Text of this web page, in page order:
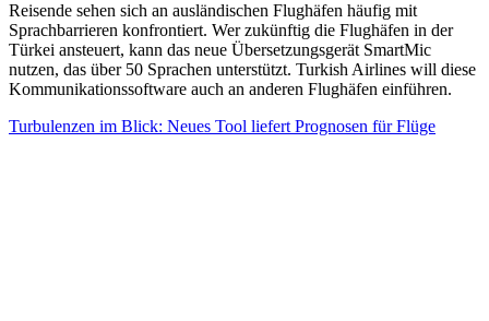
Reisende sehen sich an ausländischen Flughäfen häufig mit
Sprachbarrieren konfrontiert. Wer zukünftig die Flughäfen in der
Türkei ansteuert, kann das neue Übersetzungsgerät SmartMic
nutzen, das über 50 Sprachen unterstützt. Turkish Airlines will diese
Kommunikationssoftware auch an anderen Flughäfen einführen.
Turbulenzen im Blick: Neues Tool liefert Prognosen für Flüge